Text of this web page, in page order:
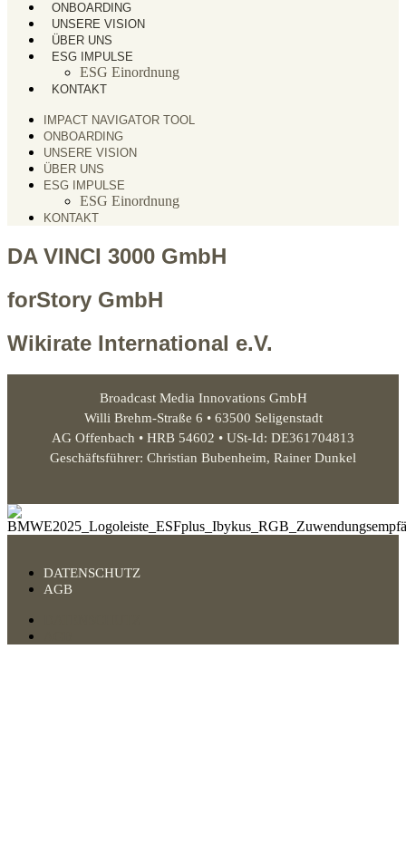
ONBOARDING
UNSERE VISION
ÜBER UNS
ESG IMPULSE
ESG Einordnung
KONTAKT
IMPACT NAVIGATOR TOOL
ONBOARDING
UNSERE VISION
ÜBER UNS
ESG IMPULSE
ESG Einordnung
KONTAKT
DA VINCI 3000 GmbH
forStory GmbH
Wikirate International e.V.
Broadcast Media Innovations GmbH
Willi Brehm-Straße 6 • 63500 Seligenstadt
AG Offenbach • HRB 54602 • USt-Id: DE361704813
Geschäftsführer: Christian Bubenheim, Rainer Dunkel
DATENSCHUTZ
AGB